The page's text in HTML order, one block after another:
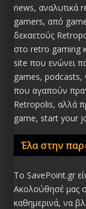
news, αναλυτικά
gamers, από
δεκαετούς
στο retro gaming
site που ενώνει
games, podcasts,
που αγαπούν
Retropolis, αλλά
game, start your
Έλα στην
Το SavePoint.gr
Ακολούθησέ μας
καθημερινά, να